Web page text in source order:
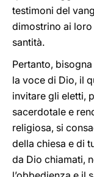
testimoni del
dimostrino ai
santità.
Pertanto,
la voce di Dio, il
invitare gli eletti,
sacerdotale e
religiosa, si
della chiesa e di
da Dio chiamati,